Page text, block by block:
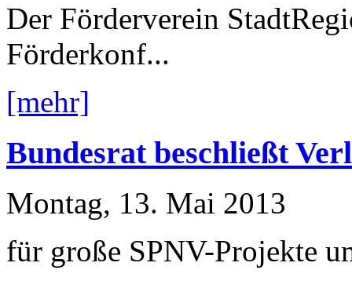
Der Förderverein
Förderkonf...
[mehr]
Bundesrat beschließt
Montag, 13. Mai 2013
für große SPNV-Projekte